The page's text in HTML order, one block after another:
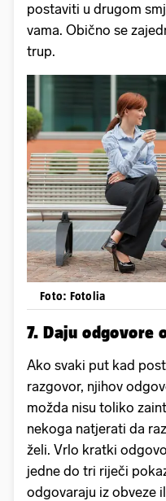
postaviti u drugom
vama. Obično se
trup.
Foto: Fotolia
7. Daju odgovore
Ako svaki put kad
razgovor, njihov
možda nisu toliko
nekoga natjerati da
želi. Vrlo kratki
jedne do tri riječi
odgovaraju iz obveze